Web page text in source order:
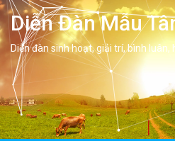
Diễn Đàn Mẫu
Diễn đàn sinh hoạt, giải trí, bình luân,